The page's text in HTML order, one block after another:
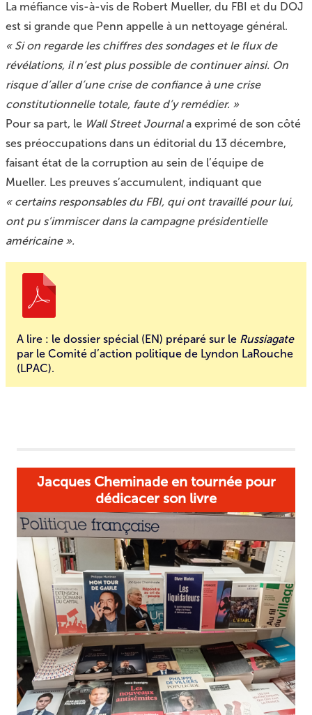
La méfiance vis-à-vis de Robert Mueller, du FBI et du DOJ
est si grande que Penn appelle à un nettoyage général.
« Si on regarde les chiffres des sondages et le flux de
révélations, il n’est plus possible de continuer ainsi. On
risque d’aller d’une crise de confiance à une crise
constitutionnelle totale, faute d’y remédier. »
Pour sa part, le Wall Street Journala exprimé de son côté
ses préoccupations dans un éditorial du 13 décembre,
faisant état de la corruption au sein de l’équipe de
Mueller. Les preuves s’accumulent, indiquant que
« certains responsables du FBI, qui ont travaillé pour lui,
ont pu s’immiscer dans la campagne présidentielle
américaine ».
A lire : le dossier spécial (EN) préparé sur le Russiagate
par le Comité d’action politique de Lyndon LaRouche
(LPAC).
Jacques Cheminade en tournée pour
dédicacer son livre